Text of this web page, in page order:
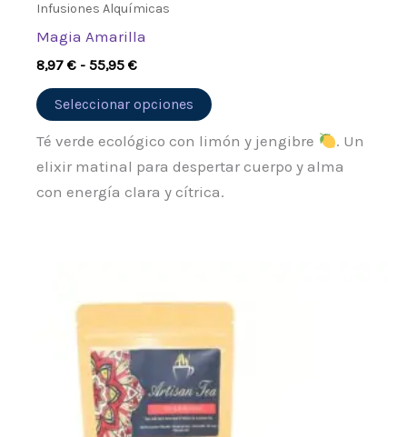
Infusiones Alquímicas
Magia Amarilla
8,97€ - 55,95€
Seleccionar opciones
Té verde ecológico con limón y jengibre
. Un
elixir matinal para despertar cuerpo y alma
con energía clara y cítrica.
precios:
7,50 €
hasta
76,50 €
producto
tiene
múltiples
variantes.
Las
opciones